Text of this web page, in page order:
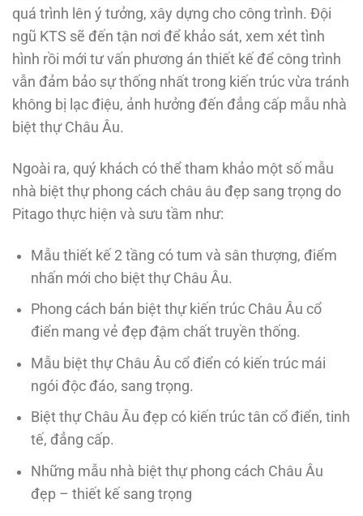
quá trình lên ý tưởng, xây dựng cho công trình. Đội
ngũ KTS sẽ đến tận nơi để khảo sát, xem xét tình
hình rồi mới tư vấn phương án thiết kế để công trình
vẫn đảm bảo sự thống nhất trong kiến trúc vừa tránh
không bị lạc điệu, ảnh hưởng đến đẳng cấp mẫu nhà
biệt thự Châu Âu.
Ngoài ra, quý khách có thể tham khảo một số mẫu
nhà biệt thự phong cách châu âu đẹp sang trọng do
Pitago thực hiện và sưu tầm như:
Mẫu thiết kế 2 tầng có tum và sân thượng, điểm
nhấn mới cho biệt thự Châu Âu.
Phong cách bán biệt thự kiến trúc Châu Âu cổ
điển mang vẻ đẹp đậm chất truyền thống.
Mẫu biệt thự Châu Âu cổ điển có kiến trúc mái
ngói độc đáo, sang trọng.
Biệt thự Châu Âu đẹp có kiến trúc tân cổ điển, tinh
tế, đẳng cấp.
Những mẫu nhà biệt thự phong cách Châu Âu
đẹp – thiết kế sang trọng